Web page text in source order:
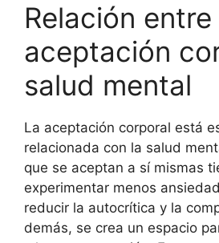
Relación entre
aceptación
salud mental
La aceptación corporal está
relacionada con la salud
que se aceptan a sí mismas
experimentar menos
reducir la autocrítica y la
demás, se crea un espacio